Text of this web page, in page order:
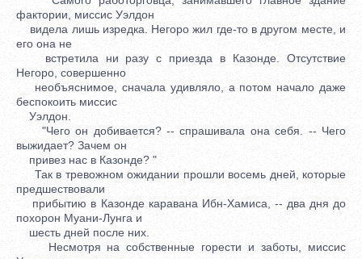
фактории, миссис Уэлдон
видела лишь изредка. Негоро жил где-то в другом месте, и
его она не
встретила ни разу с приезда в Казонде. Отсутствие
Негоро, совершенно
необъяснимое, сначала удивляло, а потом начало даже
беспокоить миссис
Уэлдон.
"Чего он добивается? -- спрашивала она себя. -- Чего
выжидает? Зачем он
привез нас в Казонде? "
Так в тревожном ожидании прошли восемь дней, которые
предшествовали
прибытию в Казонде каравана Ибн-Хамиса, -- два дня до
похорон Муани-Лунга и
шесть дней после них.
Несмотря на собственные горести и заботы, миссис